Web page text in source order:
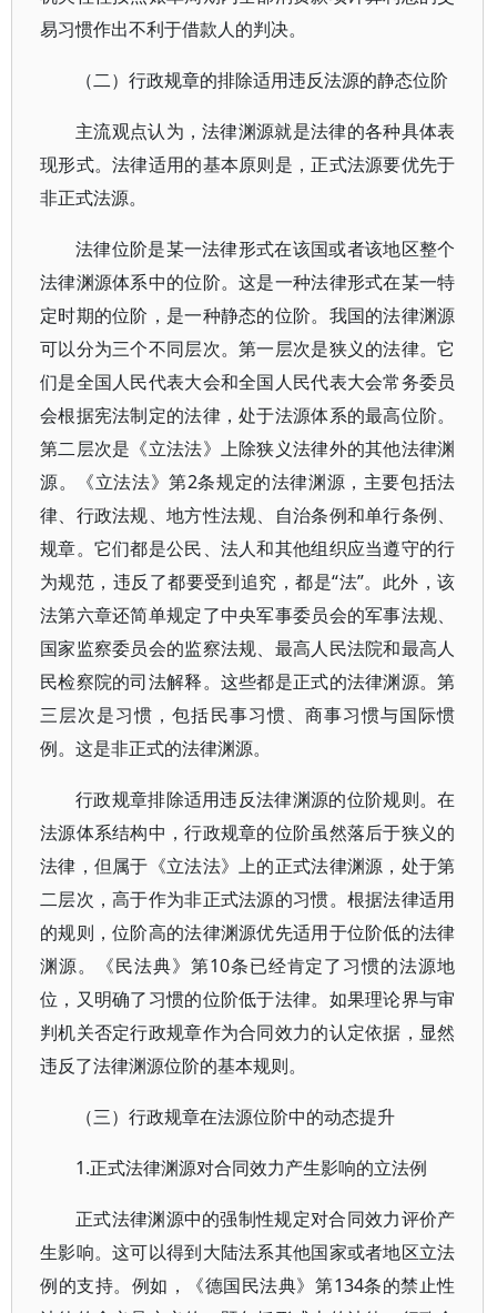
易习惯作出不利于借款人的判决。
（二）行政规章的排除适用违反法源的静态位阶
主流观点认为，法律渊源就是法律的各种具体表
现形式。法律适用的基本原则是，正式法源要优先于
非正式法源。
法律位阶是某一法律形式在该国或者该地区整个
法律渊源体系中的位阶。这是一种法律形式在某一特
定时期的位阶，是一种静态的位阶。我国的法律渊源
可以分为三个不同层次。第一层次是狭义的法律。它
们是全国人民代表大会和全国人民代表大会常务委员
会根据宪法制定的法律，处于法源体系的最高位阶。
第二层次是《立法法》上除狭义法律外的其他法律渊
源。《立法法》第2条规定的法律渊源，主要包括法
律、行政法规、地方性法规、自治条例和单行条例、
规章。它们都是公民、法人和其他组织应当遵守的行
为规范，违反了都要受到追究，都是“法”。此外，该
法第六章还简单规定了中央军事委员会的军事法规、
国家监察委员会的监察法规、最高人民法院和最高人
民检察院的司法解释。这些都是正式的法律渊源。第
三层次是习惯，包括民事习惯、商事习惯与国际惯
例。这是非正式的法律渊源。
行政规章排除适用违反法律渊源的位阶规则。在
法源体系结构中，行政规章的位阶虽然落后于狭义的
法律，但属于《立法法》上的正式法律渊源，处于第
二层次，高于作为非正式法源的习惯。根据法律适用
的规则，位阶高的法律渊源优先适用于位阶低的法律
渊源。《民法典》第10条已经肯定了习惯的法源地
位，又明确了习惯的位阶低于法律。如果理论界与审
判机关否定行政规章作为合同效力的认定依据，显然
违反了法律渊源位阶的基本规则。
（三）行政规章在法源位阶中的动态提升
1.正式法律渊源对合同效力产生影响的立法例
正式法律渊源中的强制性规定对合同效力评价产
生影响。这可以得到大陆法系其他国家或者地区立法
例的支持。例如，《德国民法典》第134条的禁止性